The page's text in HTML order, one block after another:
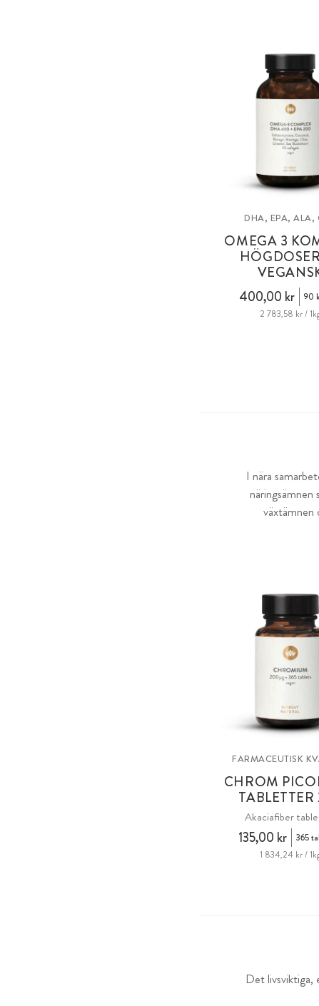
DHA, EPA, ALA,
OMEGA 3
400,00 kr
90
2 783,58 kr /
I nära
växtämnen
FARMACEUTISK
CHROM
TABLETTER
Akaciafiber
135,00 kr
365
1 834,24 kr /
Det livsviktiga,